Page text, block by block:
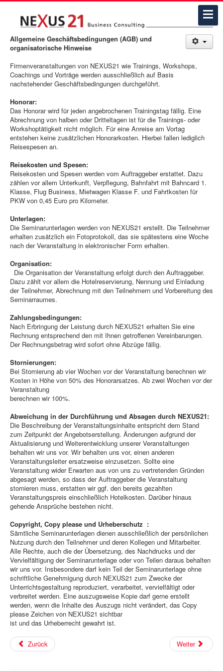
Allgemeine Geschäftsbedingungen (AGB) und
organisatorische Hinweise
Firmenveranstaltungen von NEXUS21 wie Trainings, Workshops,
Coachings und Vorträge werden ausschließlich auf Basis
nachstehender Geschäftsbedingungen durchgeführt.
Honorar:
Das Honorar wird für jeden angebrochenen Trainingstag fällig. Eine
Abrechnung von halben oder Dritteltagen ist für die Trainings- oder
Workshoptätigkeit nicht möglich. Für eine Anreise am Vortag
entstehen keine zusätzlichen Honorarkosten. Hierbei fallen lediglich
Reisespesen an.
Reisekosten und Spesen:
Reisekosten und Spesen werden vom Auftraggeber erstattet. Dazu
zählen vor allem Unterkunft, Verpflegung, Bahnfahrt mit Bahncard 1.
Klasse, Flug Business, Mietwagen Klasse F. und Fahrtkosten für
PKW von 0,45 Euro pro Kilometer.
Unterlagen:
Die Seminarunterlagen werden von NEXUS21 erstellt. Die Teilnehmer
erhalten zusätzlich ein Fotoprotokoll, das sie spätestens eine Woche
nach der Veranstaltung in elektronischer Form erhalten.
Organisation:
Die Organisation der Veranstaltung erfolgt durch den Auftraggeber.
Dazu zählt vor allem die Hotelreservierung, Nennung und Einladung
der Teilnehmer, Abrechnung mit den Teilnehmern und Vorbereitung des
Seminarraumes.
Zahlungsbedingungen:
Nach Erbringung der Leistung durch NEXUS21 erhalten Sie eine
Rechnung entsprechend den mit Ihnen getroffenen Vereinbarungen.
Der Rechnungsbetrag wird sofort ohne Abzüge fällig.
Stornierungen:
Bei Stornierung ab vier Wochen vor der Veranstaltung berechnen wir
Kosten in Höhe von 50% des Honorarsatzes. Ab zwei Wochen vor der
Veranstaltung
berechnen wir 100%.
Abweichung in der Durchführung und Absagen durch NEXUS21:
Die Beschreibung der Veranstaltungsinhalte entspricht dem Stand
zum Zeitpunkt der Angebotserstellung. Änderungen aufgrund der
Aktualisierung und Weiterentwicklung unserer Veranstaltungen
behalten wir uns vor. Wir behalten uns vor, einen anderen
Veranstaltungsleiter ersatzweise einzusetzen. Sollte eine
Veranstaltung wider Erwarten aus von uns zu vertretenden Gründen
abgesagt werden, so dass der Auftraggeber die Veranstaltung
stornieren muss, erstatten wir ggf. den bereits gezahlten
Veranstaltungspreis einschließlich Hotelkosten. Darüber hinaus
gehende Ansprüche bestehen nicht.
Copyright, Copy please und Urheberschutz :
Sämtliche Seminarunterlagen dienen ausschließlich der persönlichen
Nutzung durch den Teilnehmer und deren Kollegen und Mitarbeiter.
Alle Rechte, auch die der Übersetzung, des Nachdrucks und der
Vervielfältigung der Seminarunterlage oder von Teilen daraus behalten
wir uns vor. Insbesondere darf kein Teil der Seminarunterlage ohne
schriftliche Genehmigung durch NEXUS21 zum Zwecke der
Unterrichtsgestaltung reproduziert, verarbeitet, vervielfältigt oder
verbreitet werden. Eine auszugsweise Kopie darf gerne erstellt
werden, wenn die Inhalte des Auszugs nicht verändert, das Copy
please Zeichen von NEXUS21 sichtbar
ist und das Urheberrecht gewahrt ist.
Zurück Weiter